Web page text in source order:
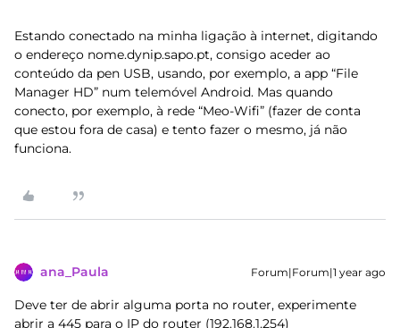
Estando conectado na minha ligação à internet, digitando
o endereço nome.dynip.sapo.pt, consigo aceder ao
conteúdo da pen USB, usando, por exemplo, a app “File
Manager HD” num telemóvel Android. Mas quando
conecto, por exemplo, à rede “Meo-Wifi” (fazer de conta
que estou fora de casa) e tento fazer o mesmo, já não
funciona.
ana_Paula Forum|Forum|1 year ago
Deve ter de abrir alguma porta no router, experimente
abrir a 445 para o IP do router (192.168.1.254)